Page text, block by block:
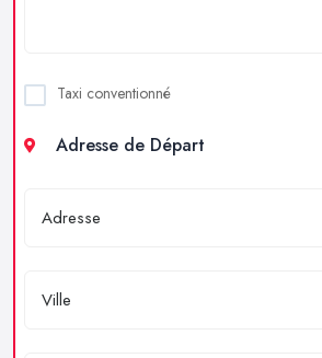
Taxi conventionné
Adresse de Départ